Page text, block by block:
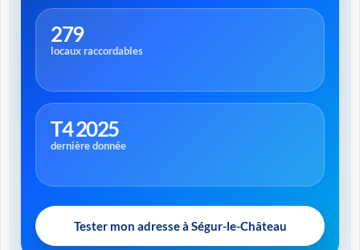
279
locaux raccordables
T4 2025
dernière donnée
Tester mon adresse à Ségur-le-Château